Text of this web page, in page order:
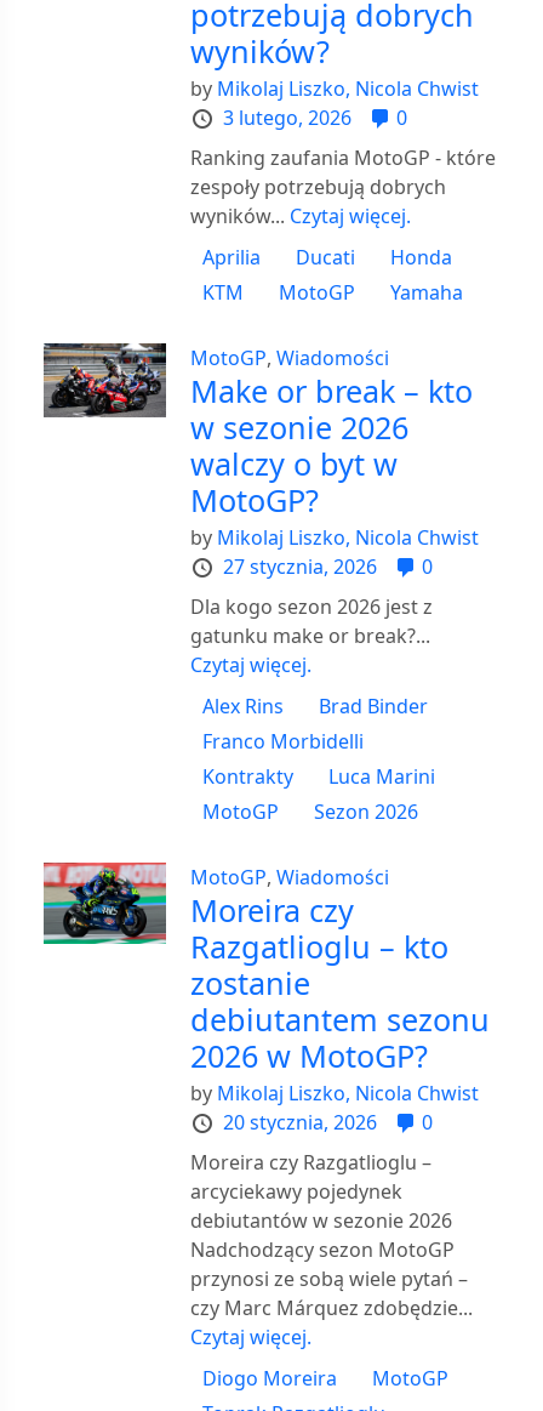
potrzebują dobrych
wyników?
by Mikolaj Liszko, Nicola Chwist
3 lutego, 2026
0
Ranking zaufania MotoGP - które
zespoły potrzebują dobrych
wyników... Czytaj więcej.
Aprilia
Ducati
Honda
KTM
MotoGP Yamaha
MotoGP,Wiadomości
Make or break – kto
w sezonie 2026
walczy o byt w
MotoGP?
by Mikolaj Liszko, Nicola Chwist
27 stycznia, 2026
0
Dla kogo sezon 2026 jest z
gatunku make or break?...
Czytaj więcej.
Alex Rins
Brad Binder
Franco Morbidelli
Kontrakty
Luca Marini
MotoGP
Sezon 2026
MotoGP,Wiadomości
Moreira czy
Razgatlioglu – kto
zostanie
debiutantem sezonu
2026 w MotoGP?
by Mikolaj Liszko, Nicola Chwist
20 stycznia, 2026
0
Moreira czy Razgatlioglu –
arcyciekawy pojedynek
debiutantów w sezonie 2026
Nadchodzący sezon MotoGP
przynosi ze sobą wiele pytań –
czy Marc Márquez zdobędzie...
Czytaj więcej.
Diogo Moreira
MotoGP